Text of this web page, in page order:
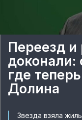
Переезд и
доконали:
где
Долина
Звезда взяла